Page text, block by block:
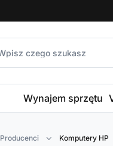
Wynajem sprzętu
Producenci Komputery HP